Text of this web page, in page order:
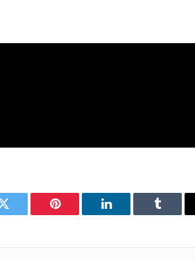
Twitter Pinterest LinkedIn Tumblr